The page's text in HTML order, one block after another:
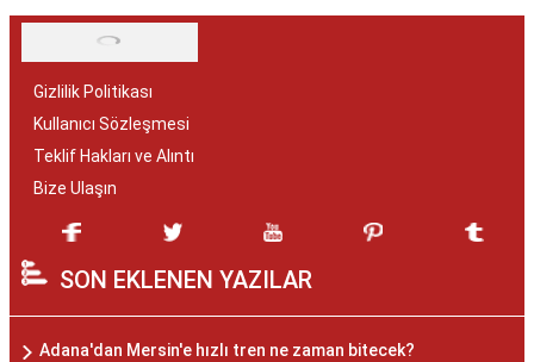
Gizlilik Politikası
Kullanıcı Sözleşmesi
Teklif Hakları ve Alıntı
Bize Ulaşın
SON EKLENEN YAZILAR
Adana'dan Mersin'e hızlı tren ne zaman bitecek?